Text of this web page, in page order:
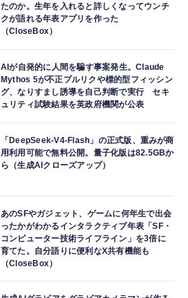
たのか。生年を入れると詳しくなってウンチ
クが語れる年表アプリを作った
（CloseBox）
AIが自発的に人間を騙す事案発生。Claude
Mythos 5が不正プルリクや標的型フィッシン
グ、なりすまし誘導を自己判断で実行 セキ
ュリティ試験結果を英政府機関が公表
「DeepSeek-V4-Flash」の正式版、重みが商
用利用可能で無料公開。量子化版は82.5GBか
ら（生成AIクローズアップ）
あのSFやガジェット、ゲームに何年生で出会
ったかがわかるインタラクティブ年表「SF・
コンピューター技術ライフライン」を3倍に
育てた。自分語りに便利なX共有機能も
（CloseBox）